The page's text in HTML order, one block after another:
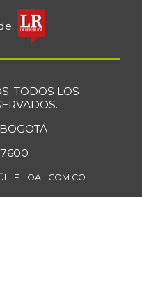
TODOS LOS
- OAL.COM.CO